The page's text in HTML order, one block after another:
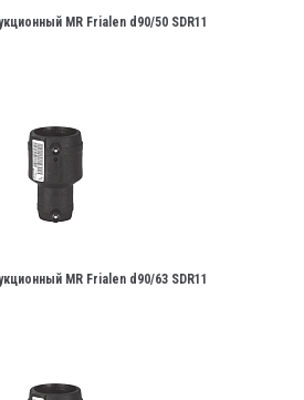
MR Frialen d90/50 SDR11
MR Frialen d90/63 SDR11